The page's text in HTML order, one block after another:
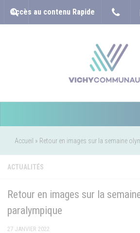
Accès au contenu Rapide
Accueil » Retour en images sur la semaine
ACTUALITÉS
Retour en images sur la
paralympique
27 JANVIER 2022